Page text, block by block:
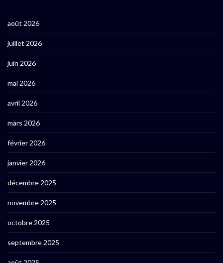
août 2026
juillet 2026
juin 2026
mai 2026
avril 2026
mars 2026
février 2026
janvier 2026
décembre 2025
novembre 2025
octobre 2025
septembre 2025